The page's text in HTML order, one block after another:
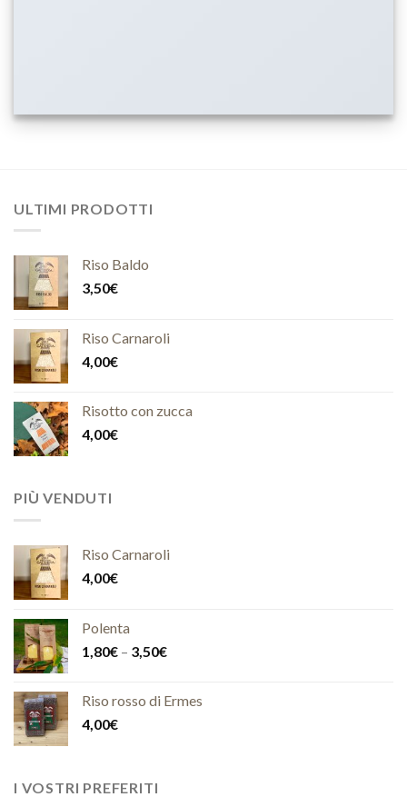
ULTIMI PRODOTTI
Riso Baldo
3,50€
Riso Carnaroli
4,00€
Risotto con zucca
4,00€
PIÙ VENDUTI
Riso Carnaroli
4,00€
Polenta
1,80€ – 3,50€
Riso rosso di Ermes
4,00€
I VOSTRI PREFERITI